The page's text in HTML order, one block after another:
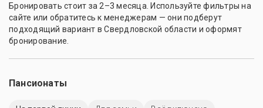
Бронировать стоит за 2–3 месяца. Используйте фильтры на
сайте или обратитесь к менеджерам — они подберут
подходящий вариант в Свердловской области и оформят
бронирование.
Пансионаты